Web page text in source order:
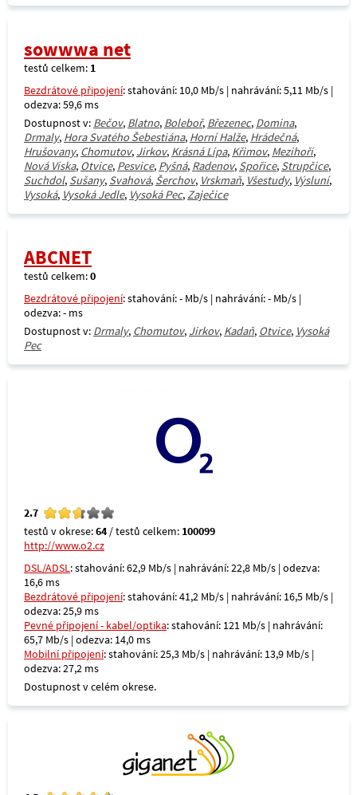
sowwwa net
testů celkem: 1
Bezdrátové připojení: stahování: 10,0 Mb/s | nahrávání: 5,11 Mb/s |
odezva: 59,6 ms
Dostupnost v: Bečov, Blatno, Boleboř, Březenec, Domina,
Drmaly, Hora Svatého Šebestiána, Horní Halže, Hrádečná,
Hrušovany, Chomutov, Jirkov, Krásná Lípa, Křimov, Mezihoří,
Nová Víska, Otvice, Pesvice, Pyšná, Radenov, Spořice, Strupčice,
Suchdol, Sušany, Svahová, Šerchov, Vrskmaň, Všestudy, Výsluní,
Vysoká, Vysoká Jedle, Vysoká Pec,Zaječice
ABCNET
testů celkem:0
Bezdrátové připojení: stahování: - Mb/s | nahrávání: - Mb/s |
odezva: - ms
Dostupnost v: Drmaly, Chomutov, Jirkov, Kadaň, Otvice, Vysoká
Pec
2.7
testů v okrese:64 / testů celkem: 100099
http://www.o2.cz
DSL/ADSL: stahování: 62,9 Mb/s | nahrávání: 22,8 Mb/s | odezva:
16,6 ms
Bezdrátové připojení: stahování: 41,2 Mb/s | nahrávání: 16,5 Mb/s |
odezva: 25,9 ms
Pevné připojení - kabel/optika: stahování: 121 Mb/s | nahrávání:
65,7 Mb/s | odezva: 14,0 ms
Mobilní připojení: stahování: 25,3 Mb/s | nahrávání: 13,9 Mb/s |
odezva: 27,2 ms
Dostupnost v celém okrese.